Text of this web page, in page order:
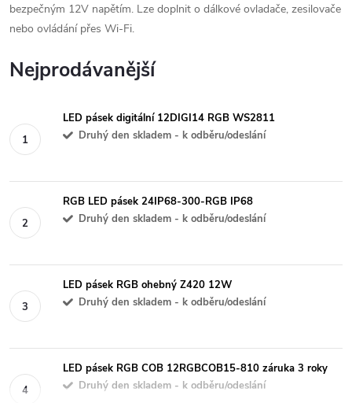
bezpečným 12V napětím. Lze doplnit o dálkové ovladače, zesilovače
nebo ovládání přes Wi-Fi.
Nejprodávanější
LED pásek digitální 12DIGI14 RGB WS2811
Druhý den skladem - k odběru/odeslání
RGB LED pásek 24IP68-300-RGB IP68
Druhý den skladem - k odběru/odeslání
LED pásek RGB ohebný Z420 12W
Druhý den skladem - k odběru/odeslání
LED pásek RGB COB 12RGBCOB15-810 záruka 3 roky
Druhý den skladem - k odběru/odeslání